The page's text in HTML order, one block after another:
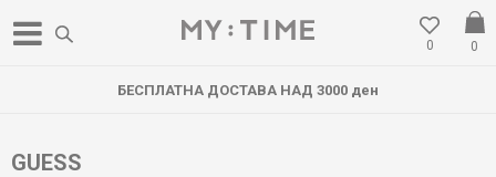
0
0
БЕСПЛАТНА ДОСТАВА НАД 3000 ден
GUESS